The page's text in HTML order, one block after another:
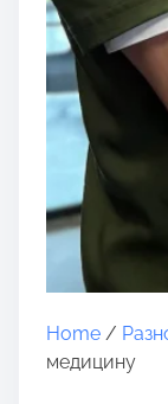
Home/
медицину